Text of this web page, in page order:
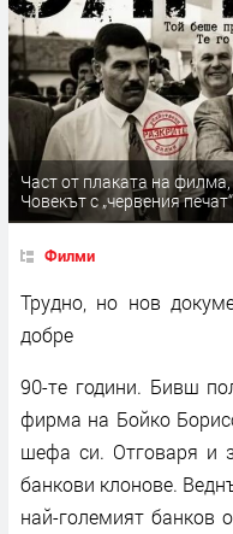
Част от плаката на
Човекът с „червения
Филми
Трудно, но нов
добре
90-те години. Бивш
фирма на Бойко
шефа си. Отговаря и
банкови клонове.
най-големият банков